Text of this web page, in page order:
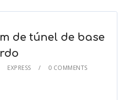
de túnel de base
EXPRESS 0 COMMENTS